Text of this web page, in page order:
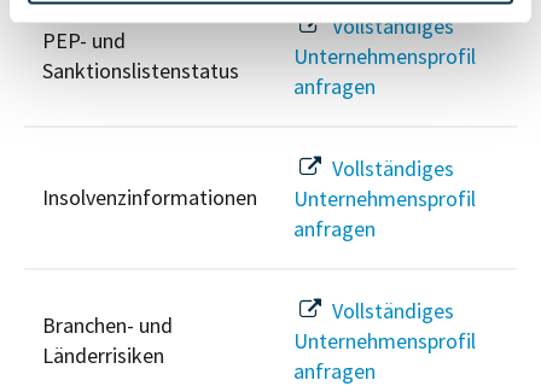
PEP- und
Sanktionslistenstatus
Vollständiges
Unternehmensprofil
anfragen
Insolvenzinformationen
Vollständiges
Unternehmensprofil
anfragen
Branchen- und
Länderrisiken
Vollständiges
Unternehmensprofil
anfragen